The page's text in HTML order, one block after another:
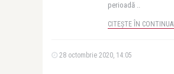
perioadă ..
CITEȘTE ÎN
28 octombrie 2020, 14:05